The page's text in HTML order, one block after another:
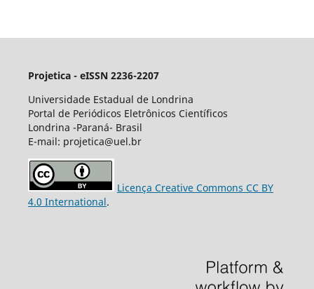
Projetica - eISSN 2236-2207
Universidade Estadual de Londrina
Portal de Periódicos Eletrônicos Científicos
Londrina -Paraná- Brasil
E-mail: projetica@uel.br
Licença Creative Commons CC BY
4.0 International.